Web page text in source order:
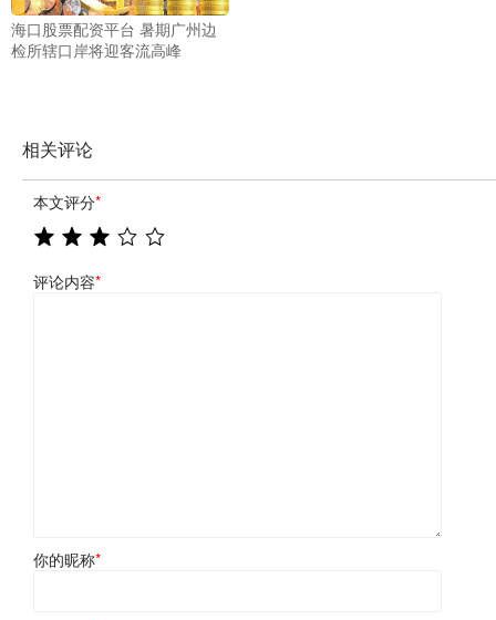
海口股票配资平台 暑期广州边
检所辖口岸将迎客流高峰
相关评论
本文评分*
评论内容*
你的昵称*